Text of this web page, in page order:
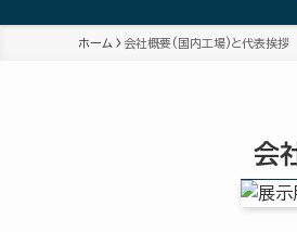
ホーム 会社概要(国内工場)と代表挨拶
会